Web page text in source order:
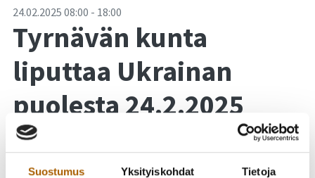
Suostumus Yksityiskohdat Tietoja
-24.02.2025 08:00 - 18:00
Tyrnävän kunta
liputtaa Ukrainan
puolesta 24.2.2025